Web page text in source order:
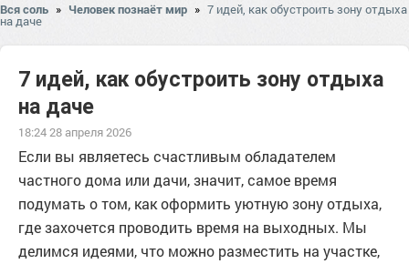
Вся соль » Человек познаёт мир » 7 идей, как обустроить зону отдыха
на даче
7 идей, как обустроить зону отдыха
на даче
18:24 28 апреля 2026
Если вы являетесь счастливым обладателем
частного дома или дачи, значит, самое время
подумать о том, как оформить уютную зону отдыха,
где захочется проводить время на выходных. Мы
делимся идеями, что можно разместить на участке,